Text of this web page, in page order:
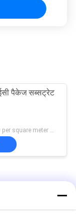
पैकेज सब्सट्रेट
US 120-150 per square meter MOQ:1 वर्ग मीटर